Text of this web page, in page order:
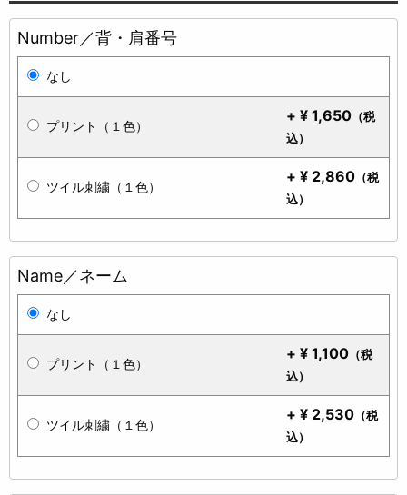
Number／背・肩番号
なし
プリント（１色）
+ ¥ 1,650 （税
込）
ツイル刺繍（１色）
+ ¥ 2,860 （税
込）
Name／ネーム
なし
プリント（１色）
+ ¥ 1,100 （税
込）
ツイル刺繍（１色）
+ ¥ 2,530 （税
込）